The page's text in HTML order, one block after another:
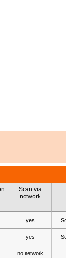
Scan via
network
yes
yes
no network